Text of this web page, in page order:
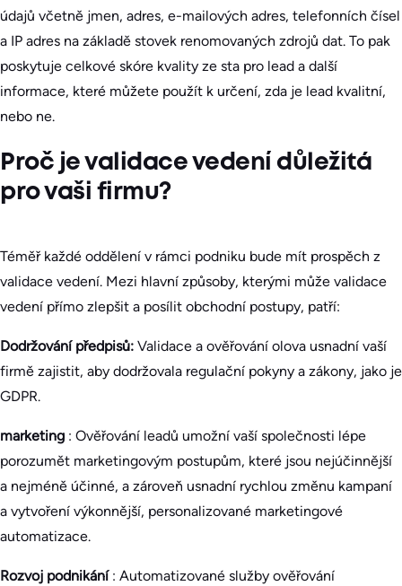
údajů včetně jmen, adres, e-mailových adres, telefonních čísel
a IP adres na základě stovek renomovaných zdrojů dat. To pak
poskytuje celkové skóre kvality ze sta pro lead a další
informace, které můžete použít k určení, zda je lead kvalitní,
nebo ne.
Proč je validace vedení důležitá
pro vaši firmu?
Téměř každé oddělení v rámci podniku bude mít prospěch z
validace vedení. Mezi hlavní způsoby, kterými může validace
vedení přímo zlepšit a posílit obchodní postupy, patří:
Dodržování předpisů: Validace a ověřování olova usnadní vaší
firmě zajistit, aby dodržovala regulační pokyny a zákony, jako je
GDPR.
marketing : Ověřování leadů umožní vaší společnosti lépe
porozumět marketingovým postupům, které jsou nejúčinnější
a nejméně účinné, a zároveň usnadní rychlou změnu kampaní
a vytvoření výkonnější, personalizované marketingové
automatizace.
Rozvoj podnikání : Automatizované služby ověřování